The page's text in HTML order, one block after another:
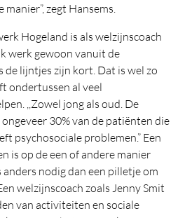
zegt Hansems.
Hogeland is als welzijnscoach
werk gewoon vanuit de
lijntjes zijn kort. Dat is wel zo
ondertussen al veel
,,Zowel jong als oud. De
30% van de patiënten die
psychosociale problemen.” Een
is op de een of andere manier
nodig dan een pilletje om
welzijnscoach zoals Jenny Smit
van activiteiten en sociale